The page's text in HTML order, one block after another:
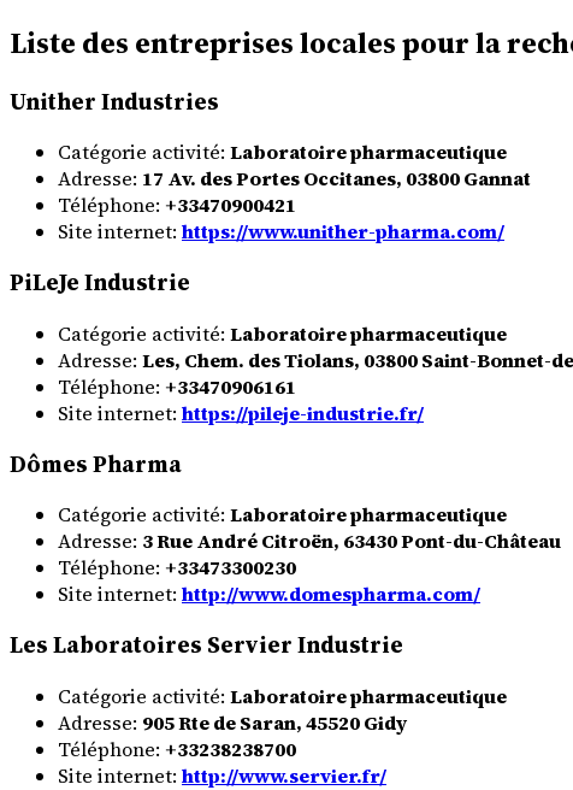
Liste des entreprises locales pour la
Unither Industries
Catégorie activité: Laboratoire pharmaceutique
Adresse: 17 Av. des Portes Occitanes, 03800 Gannat
Téléphone: +33470900421
Site internet: https://www.unither-pharma.com/
PiLeJe Industrie
Catégorie activité: Laboratoire pharmaceutique
Adresse: Les, Chem. des Tiolans, 03800 Saint-Bonnet-
Téléphone: +33470906161
Site internet: https://pileje-industrie.fr/
Dômes Pharma
Catégorie activité: Laboratoire pharmaceutique
Adresse: 3 Rue André Citroën, 63430 Pont-du-Château
Téléphone: +33473300230
Site internet: http://www.domespharma.com/
Les Laboratoires Servier Industrie
Catégorie activité: Laboratoire pharmaceutique
Adresse: 905 Rte de Saran, 45520 Gidy
Téléphone: +33238238700
Site internet: http://www.servier.fr/